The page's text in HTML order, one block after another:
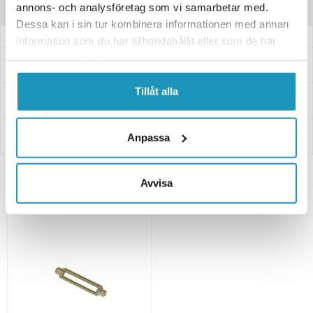
annons- och analysföretag som vi samarbetar med.
Dessa kan i sin tur kombinera informationen med annan
information som du har tillhandahållit eller som de har
Tillåt alla
Anpassa
Avvisa
Recensioner
Frågor och svar
Relaterade produkter